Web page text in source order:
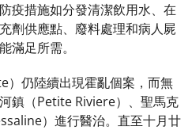
疫措施如分發清潔飲用水、在
劑供應點、廢料處理和病人屍
滿足所需。
仍陸續出現霍亂個案，而無
鎮（Petite Riviere）、聖馬克
）進行醫治。直至十月廿